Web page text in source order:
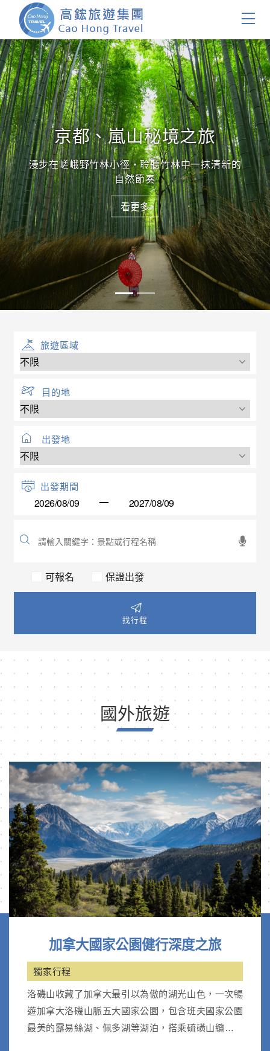
首頁
團體旅遊
國內旅遊
證件簽證
關於我們
客製服務
會員登入
京都、嵐山秘境之旅
漫步在嵯峨野竹林小徑・聆聽竹林中一抹清新的
自然節奏
看更多
看更多
旅遊區域
目的地
出發地
出發期間
可報名 保證出發
找行程
國外旅遊
加拿大國家公園健行深度之旅
獨家行程
洛磯山收藏了加拿大最引以為傲的湖光山色，一次暢
遊加拿大洛磯山脈五大國家公園，包含班夫國家公園
最美的露易絲湖、佩多湖等湖泊，搭乘硫磺山纜車；